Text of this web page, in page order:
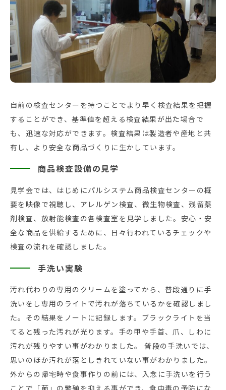
自前の検査センターを持つことでより早く検査結果を把握
することができ、基準値を超える検査結果が出た場合で
も、迅速な対応ができます。検査結果は製造者や産地と共
有し、より安全な商品づくりに生かしています。
商品検査設備の見学
見学会では、はじめにパルシステム商品検査センターの概
要を映像で視聴し、アレルゲン検査、微生物検査、残留薬
剤検査、放射能検査の各検査室を見学しました。安心・安
全な商品を供給するために、日々行われているチェックや
検査の流れを確認しました。
手洗い実験
汚れ代わりの専用のクリームを塗ってから、普段通りに手
洗いをし専用のライトで汚れが落ちているかを確認しまし
た。その結果をノートに記録します。ブラックライトを当
てると残った汚れが光ります。手の甲や手首、爪、しわに
汚れが残りやすい事がわかりました。 普段の手洗いでは、
思いのほか汚れが落としきれていない事がわかりました。
外からの帰宅時や食事作りの前には、入念に手洗いを行う